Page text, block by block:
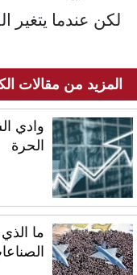
لكن عندما يتغير
المزيد من مقالات
وادي
الحرة
ما